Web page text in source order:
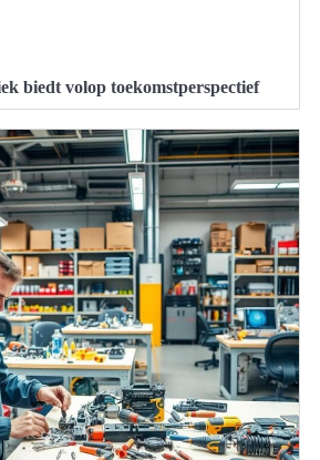
biedt volop toekomstperspectief